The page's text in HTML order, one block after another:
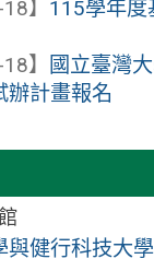
與健行科技大
】 115學年度
】
國立臺灣
辦計畫報名